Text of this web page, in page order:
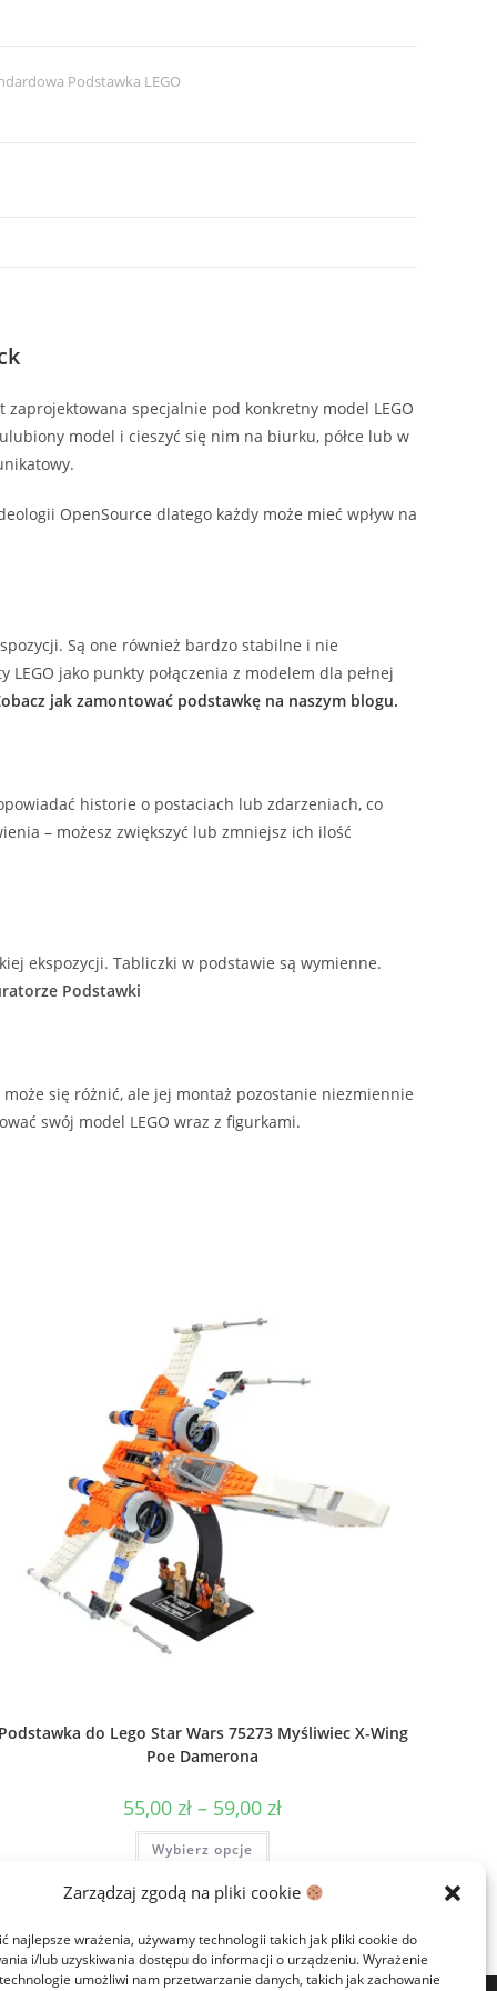
Zarządzaj zgodą na pliki cookie
najlepsze wrażenia, używamy technologii takich jak pliki cookie do
i/lub uzyskiwania dostępu do informacji o urządzeniu. Wyrażenie
umożliwi nam przetwarzanie danych, takich jak zachowanie
Podstawka LEGO
specjalnie pod konkretny model LEGO
model i cieszyć się nim na biurku, półce lub w
OpenSource dlatego każdy może mieć wpływ na
Są one również bardzo stabilne i nie
jako punkty połączenia z modelem dla pełnej
jak zamontować podstawkę na naszym blogu.
historie o postaciach lub zdarzeniach, co
– możesz zwiększyć lub zmniejsz ich ilość
ekspozycji. Tabliczki w podstawie są wymienne.
Podstawki
się różnić, ale jej montaż pozostanie niezmiennie
swój model LEGO wraz z figurkami.
do Lego Star Wars 75273 Myśliwiec X-Wing
Poe Damerona
55,00zł – 59,00złZakres
59,00 zł
Wybierz opcje
Ten
ma
wiele
wariantów.
można
wybrać
na
stronie